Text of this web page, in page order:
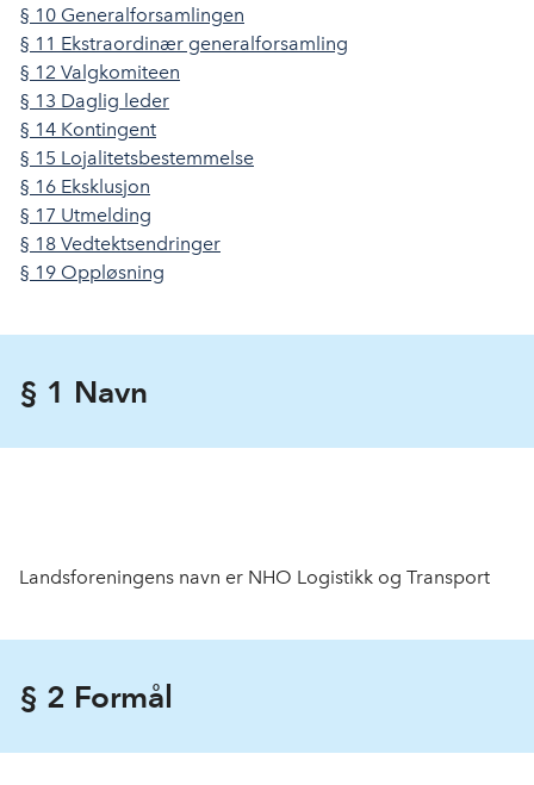
§ 10 Generalforsamlingen
§ 11 Ekstraordinær generalforsamling
§ 12 Valgkomiteen
§ 13 Daglig leder
§ 14 Kontingent
§ 15 Lojalitetsbestemmelse
§ 16 Eksklusjon
§ 17 Utmelding
§ 18 Vedtektsendringer
§ 19 Oppløsning
§ 1 Navn
Landsforeningens navn er NHO Logistikk og Transport
§ 2 Formål